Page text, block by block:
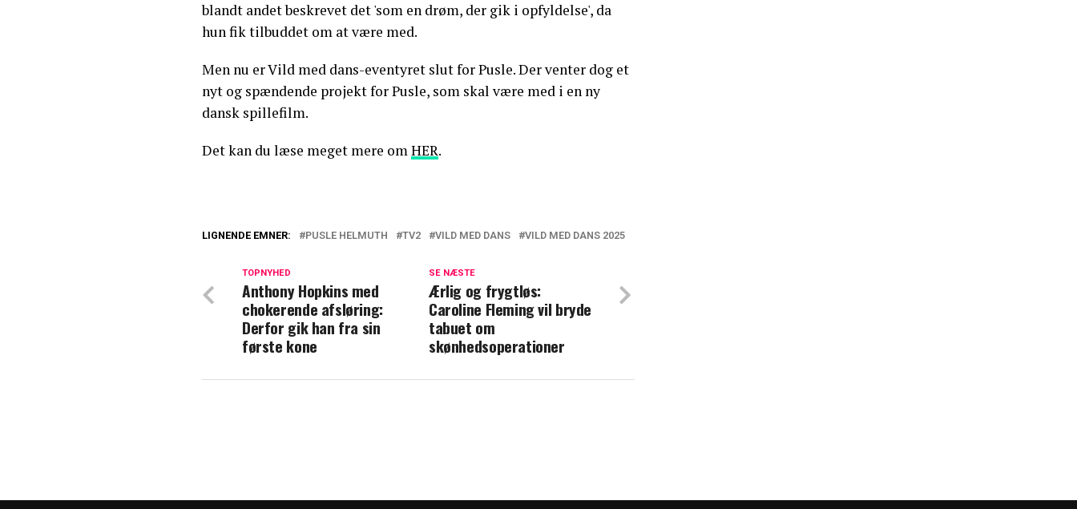
blandt andet beskrevet det 'som en drøm, der gik i opfyldelse', da
hun fik tilbuddet om at være med.
Men nu er Vild med dans-eventyret slut for Pusle. Der venter dog et
nyt og spændende projekt for Pusle, som skal være med i en ny
dansk spillefilm.
Det kan du læse meget mere omHER.
stjerne sin datters store drøm
En helt særlig tid: Morten Kjeldgaard deler rørende video
LIGNENDE EMNER: PUSLE HELMUTH TV2 VILD MED DANS VILD MED DANS 2025
SE NÆSTE
Ærlig og frygtløs:
Caroline Fleming vil bryde
tabuet om
skønhedsoperationer
TOPNYHED
Anthony Hopkins med
chokerende afsløring:
Derfor gik han fra sin
første kone